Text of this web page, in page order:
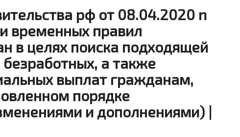
рф от 08.04.2020 n
временных правил
в целях поиска подходящей
а также
выплат гражданам,
порядке
и дополнениями) |